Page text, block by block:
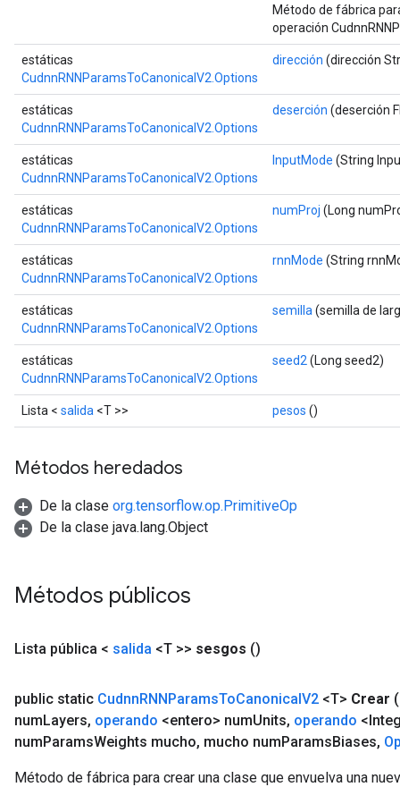
Método de fábrica
operación
estáticas
CudnnRNNParamsToCanonicalV2.Options
dirección (dirección
estáticas
CudnnRNNParamsToCanonicalV2.Options
deserción (deserción
estáticas
CudnnRNNParamsToCanonicalV2.Options
InputMode (String
estáticas
CudnnRNNParamsToCanonicalV2.Options
numProj (Long
estáticas
CudnnRNNParamsToCanonicalV2.Options
rnnMode (String
estáticas
CudnnRNNParamsToCanonicalV2.Options
semilla (semilla de
estáticas
CudnnRNNParamsToCanonicalV2.Options
seed2 (Long seed2)
Lista < salida <T >> pesos ()
Métodos heredados
De la clase org.tensorflow.op.PrimitiveOp
De la clase java.lang.Object
Métodos públicos
Lista pública < salida <T >> sesgos ()
public static CudnnRNNParamsToCanonicalV2 <T> Crear
numLayers, operando <entero> numUnits, operando
numParamsWeights mucho, mucho numParamsBiases,
Método de fábrica para crear una clase que envuelva una